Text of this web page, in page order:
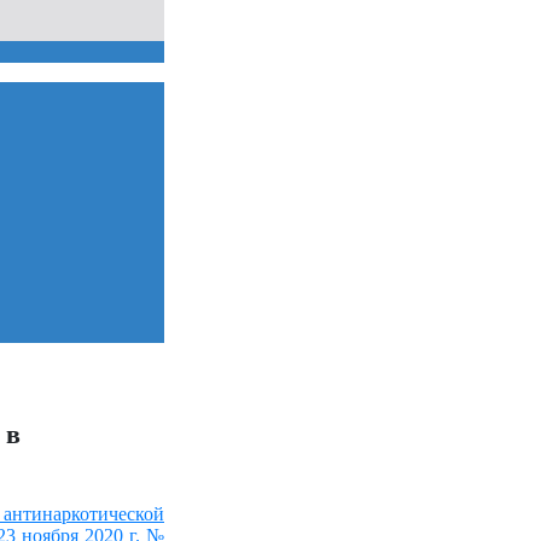
в
ноября 2020 г. №